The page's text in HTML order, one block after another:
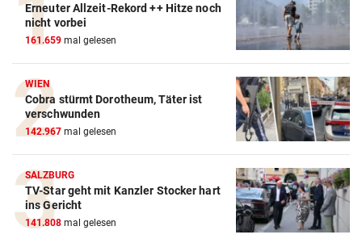
Erneuter Allzeit-Rekord ++ Hitze noch
nicht vorbei
161.659 mal gelesen
WIEN
Cobra stürmt Dorotheum, Täter ist
verschwunden
142.967 mal gelesen
SALZBURG
TV-Star geht mit Kanzler Stocker hart
ins Gericht
141.808 mal gelesen